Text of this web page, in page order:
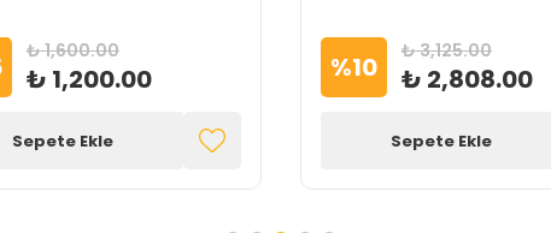
₺ 1,600.00
₺ 1,200.00
Sepete Ekle
%10 ₺ 3,125.00
₺ 2,808.00
Sepete Ekle